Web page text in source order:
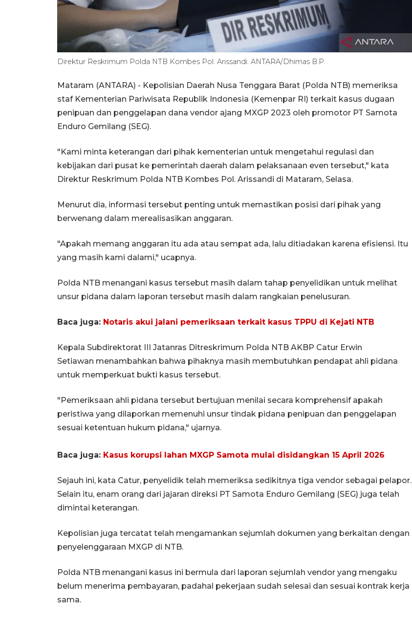
Direktur Reskrimum Polda NTB Kombes Pol. Arissandi. ANTARA/Dhimas B.P.
Mataram (ANTARA) - Kepolisian Daerah Nusa Tenggara Barat (Polda NTB) memeriksa
staf Kementerian Pariwisata Republik Indonesia (Kemenpar RI) terkait kasus dugaan
penipuan dan penggelapan dana vendor ajang MXGP 2023 oleh promotor PT Samota
Enduro Gemilang (SEG).
"Kami minta keterangan dari pihak kementerian untuk mengetahui regulasi dan
kebijakan dari pusat ke pemerintah daerah dalam pelaksanaan even tersebut," kata
Direktur Reskrimum Polda NTB Kombes Pol. Arissandi di Mataram, Selasa.
Menurut dia, informasi tersebut penting untuk memastikan posisi dari pihak yang
berwenang dalam merealisasikan anggaran.
"Apakah memang anggaran itu ada atau sempat ada, lalu ditiadakan karena efisiensi. Itu
yang masih kami dalami," ucapnya.
Polda NTB menangani kasus tersebut masih dalam tahap penyelidikan untuk melihat
unsur pidana dalam laporan tersebut masih dalam rangkaian penelusuran.
Baca juga: Notaris akui jalani pemeriksaan terkait kasus TPPU di Kejati NTB
Kepala Subdirektorat III Jatanras Ditreskrimum Polda NTB AKBP Catur Erwin
Setiawan menambahkan bahwa pihaknya masih membutuhkan pendapat ahli pidana
untuk memperkuat bukti kasus tersebut.
"Pemeriksaan ahli pidana tersebut bertujuan menilai secara komprehensif apakah
peristiwa yang dilaporkan memenuhi unsur tindak pidana penipuan dan penggelapan
sesuai ketentuan hukum pidana," ujarnya.
Baca juga: Kasus korupsi lahan MXGP Samota mulai disidangkan 15 April 2026
Sejauh ini, kata Catur, penyelidik telah memeriksa sedikitnya tiga vendor sebagai pelapor.
Selain itu, enam orang dari jajaran direksi PT Samota Enduro Gemilang (SEG) juga telah
dimintai keterangan.
Kepolisian juga tercatat telah mengamankan sejumlah dokumen yang berkaitan dengan
penyelenggaraan MXGP di NTB.
Polda NTB menangani kasus ini bermula dari laporan sejumlah vendor yang mengaku
belum menerima pembayaran, padahal pekerjaan sudah selesai dan sesuai kontrak kerja
sama.